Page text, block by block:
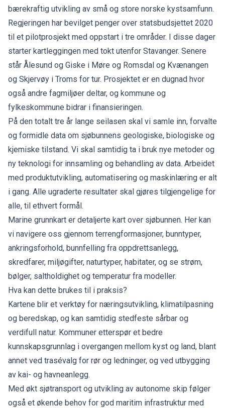
bærekraftig utvikling av små og store norske kystsamfunn.
Regjeringen har bevilget penger over statsbudsjettet 2020
til et pilotprosjekt med oppstart i tre områder. I disse dager
starter kartleggingen med tokt utenfor Stavanger. Senere
står Ålesund og Giske i Møre og Romsdal og Kvænangen
og Skjervøy i Troms for tur. Prosjektet er en dugnad hvor
også andre fagmiljøer deltar, og kommune og
fylkeskommune bidrar i finansieringen.
På den totalt tre år lange seilasen skal vi samle inn, forvalte
og formidle data om sjøbunnens geologiske, biologiske og
kjemiske tilstand. Vi skal samtidig ta i bruk nye metoder og
ny teknologi for innsamling og behandling av data. Arbeidet
med produktutvikling, automatisering og maskinlæring er alt
i gang. Alle ugraderte resultater skal gjøres tilgjengelige for
alle, til ethvert formål.
Marine grunnkart er detaljerte kart over sjøbunnen. Her kan
vi navigere oss gjennom terrengformasjoner, bunntyper,
ankringsforhold, bunnfelling fra oppdrettsanlegg,
skredfarer, miljøgifter, naturtyper, habitater, og se strøm,
bølger, saltholdighet og temperatur fra modeller.
Hva kan dette brukes til i praksis?
Kartene blir et verktøy for næringsutvikling, klimatilpasning
og beredskap, og kan samtidig stedfeste sårbar og
verdifull natur. Kommuner etterspør et bedre
kunnskapsgrunnlag i overgangen mellom kyst og land, blant
annet ved trasévalg for rør og ledninger, og ved utbygging
av kai- og havneanlegg.
Med økt sjøtransport og utvikling av autonome skip følger
også et økende behov for god maritim infrastruktur med